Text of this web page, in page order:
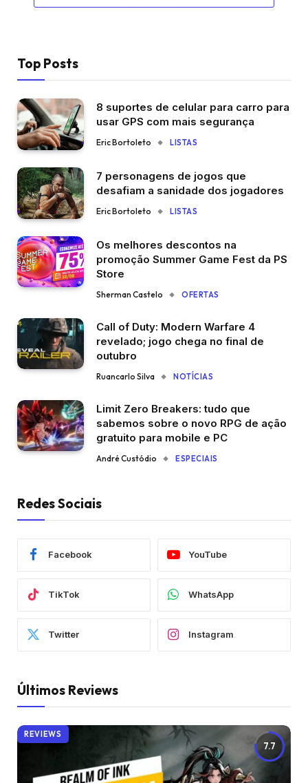
Top Posts
8 suportes de celular para carro para
usar GPS com mais segurança
Eric Bortoleto LISTAS
7 personagens de jogos que
desafiam a sanidade dos jogadores
Eric Bortoleto LISTAS
Os melhores descontos na
promoção Summer Game Fest da PS
Store
Sherman Castelo OFERTAS
Call of Duty: Modern Warfare 4
revelado; jogo chega no final de
outubro
Ruancarlo Silva NOTÍCIAS
Limit Zero Breakers: tudo que
sabemos sobre o novo RPG de ação
gratuito para mobile e PC
André Custódio ESPECIAIS
Redes Sociais
Facebook YouTube
TikTok WhatsApp
Twitter Instagram
Últimos Reviews
7.7
REVIEWS